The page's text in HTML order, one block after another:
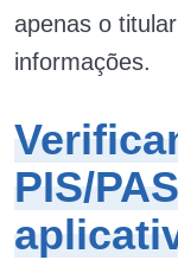
apenas o
informações.
PIS/